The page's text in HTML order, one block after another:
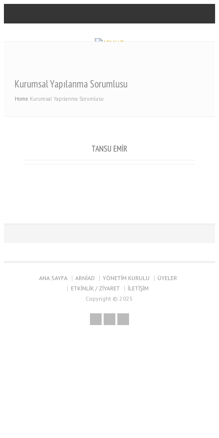
Kurumsal Yapılanma Sorumlusu
Home Kurumsal Yapılanma Sorumlusu
TANSU EMİR
ANA SAYFA ARNİAD YÖNETİM KURULU
ÜYELER
ETKİNLİK / ZİYARET
İLETİŞİM
Copyright © 2025